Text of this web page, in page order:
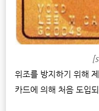
위조를 방지하기 위해
카드에 의해 처음 도입